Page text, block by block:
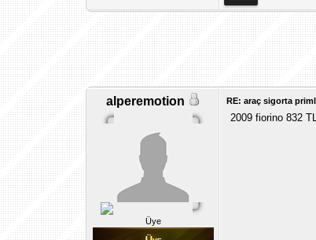
alperemotion
Üye
RE: araç sigorta
2009 fiorino 832